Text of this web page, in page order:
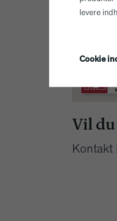
Vil du
Kontakt
levere
Cookie